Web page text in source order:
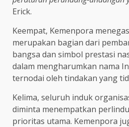
Erick.
Keempat, Kemenpora
merupakan bagian dari
bangsa dan simbol prestasi
dalam mengharumkan nama
ternodai oleh tindakan yang
Kelima, seluruh induk
diminta menempatkan
prioritas utama. Kemenpora